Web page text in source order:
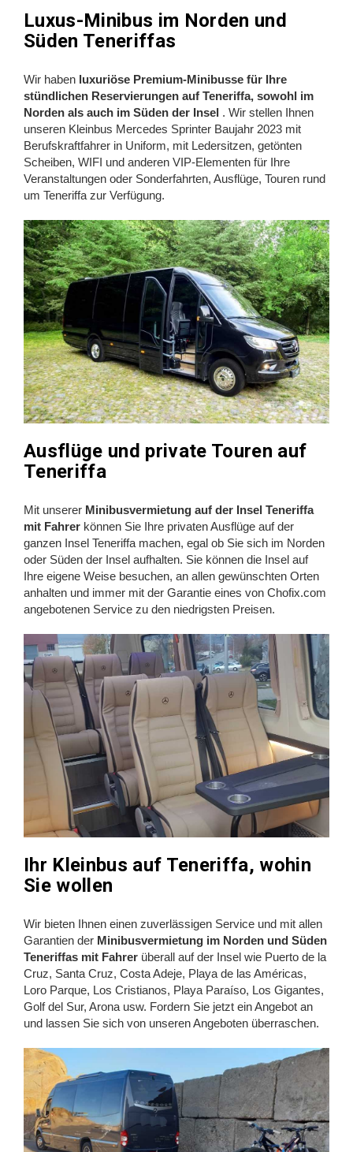
Luxus-Minibus im Norden und
Süden Teneriffas
Wir haben luxuriöse Premium-Minibusse für Ihre
stündlichen Reservierungen auf Teneriffa, sowohl im
Norden als auch im Süden der Insel . Wir stellen Ihnen
unseren Kleinbus Mercedes Sprinter Baujahr 2023 mit
Berufskraftfahrer in Uniform, mit Ledersitzen, getönten
Scheiben, WIFI und anderen VIP-Elementen für Ihre
Veranstaltungen oder Sonderfahrten, Ausflüge, Touren rund
um Teneriffa zur Verfügung.
Ausflüge und private Touren auf
Teneriffa
Mit unserer Minibusvermietung auf der Insel Teneriffa
mit Fahrer können Sie Ihre privaten Ausflüge auf der
ganzen Insel Teneriffa machen, egal ob Sie sich im Norden
oder Süden der Insel aufhalten. Sie können die Insel auf
Ihre eigene Weise besuchen, an allen gewünschten Orten
anhalten und immer mit der Garantie eines von Chofix.com
angebotenen Service zu den niedrigsten Preisen.
Ihr Kleinbus auf Teneriffa, wohin
Sie wollen
Wir bieten Ihnen einen zuverlässigen Service und mit allen
Garantien der Minibusvermietung im Norden und Süden
Teneriffas mit Fahrer überall auf der Insel wie Puerto de la
Cruz, Santa Cruz, Costa Adeje, Playa de las Américas,
Loro Parque, Los Cristianos, Playa Paraíso, Los Gigantes,
Golf del Sur, Arona usw. Fordern Sie jetzt ein Angebot an
und lassen Sie sich von unseren Angeboten überraschen.